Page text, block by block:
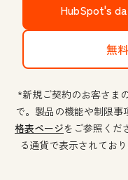
HubSpot's
無
*新規ご契約のお客さま
で。製品の機能や制限
格表ページをご参照くだ
る通貨で表示されてお